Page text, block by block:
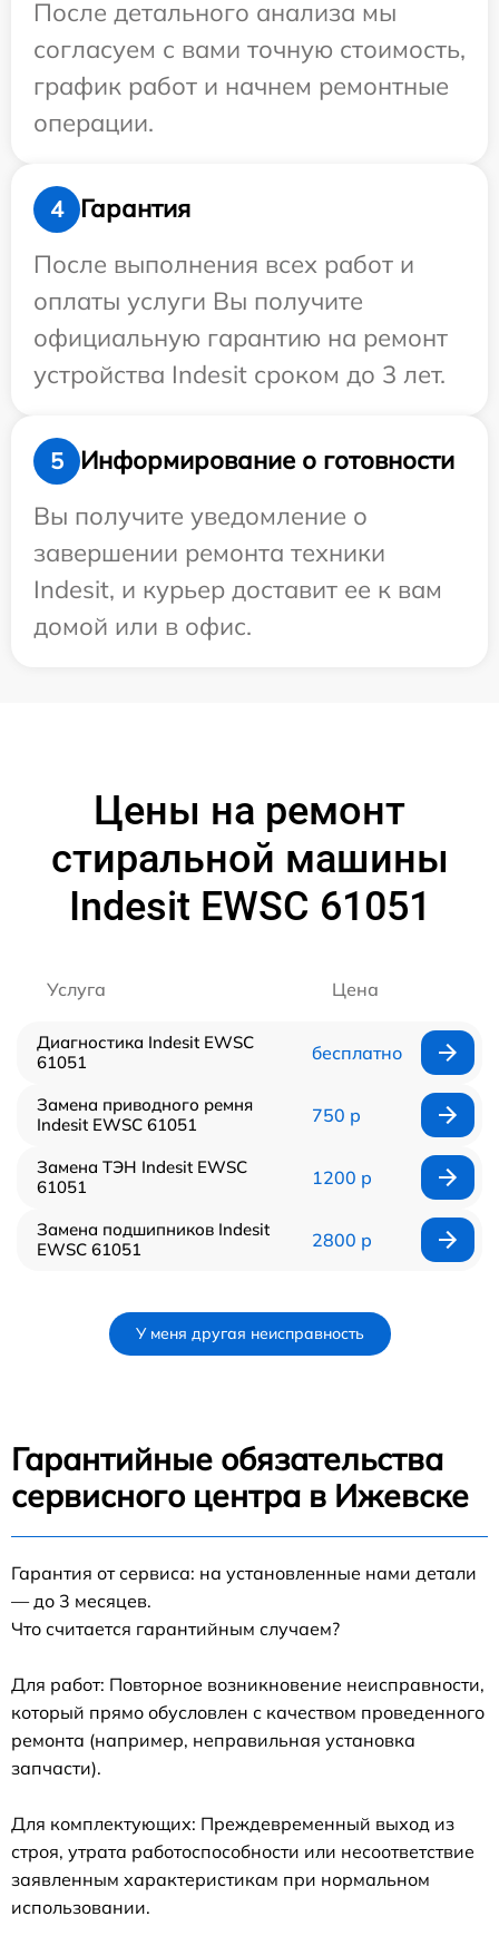
После детального анализа мы
согласуем с вами точную стоимость,
график работ и начнем ремонтные
операции.
4
Гарантия
После выполнения всех работ и
оплаты услуги Вы получите
официальную гарантию на ремонт
устройства Indesit сроком до 3 лет.
5
Информирование о готовности
Вы получите уведомление о
завершении ремонта техники
Indesit, и курьер доставит ее к вам
домой или в офис.
Цены на ремонт
стиральной машины
Indesit EWSC 61051
Услуга Цена
Диагностика Indesit EWSC
61051
бесплатно
Замена приводного ремня
Indesit EWSC 61051
750 р
Замена ТЭН Indesit EWSC
61051
1200 р
Замена подшипников Indesit
EWSC 61051
2800 р
У меня другая неисправность
Гарантийные обязательства
сервисного центра в Ижевске
Гарантия от сервиса: на установленные нами детали
— до 3 месяцев.
Что считается гарантийным случаем?
Для работ: Повторное возникновение неисправности,
который прямо обусловлен с качеством проведенного
ремонта (например, неправильная установка
запчасти).
Для комплектующих: Преждевременный выход из
строя, утрата работоспособности или несоответствие
заявленным характеристикам при нормальном
использовании.